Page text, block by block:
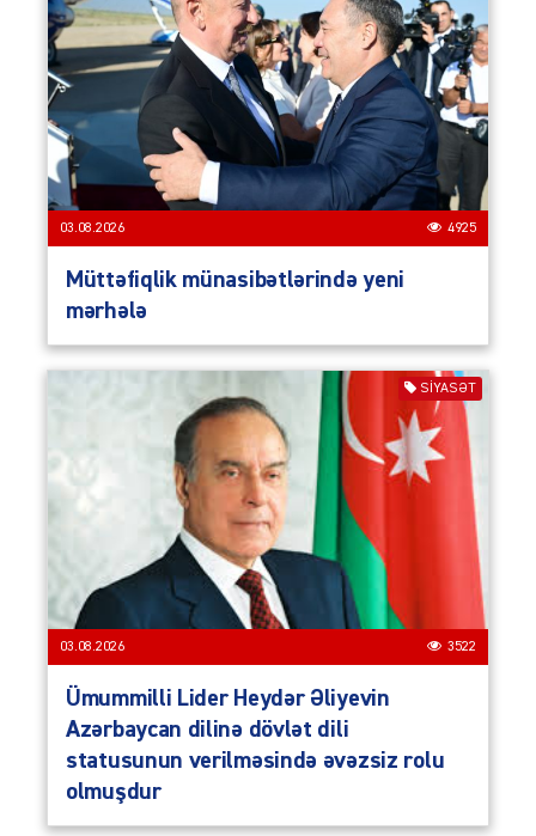
03.08.2026 4925
Müttəfiqlik münasibətlərində yeni
mərhələ
SIYASƏT
03.08.2026 3522
Ümummilli Lider Heydər Əliyevin
Azərbaycan dilinə dövlət dili
statusunun verilməsində əvəzsiz rolu
olmuşdur